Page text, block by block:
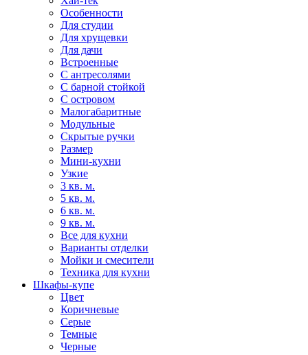
Особенности
Для студии
Для хрущевки
Для дачи
Встроенные
С антресолями
С барной стойкой
С островом
Малогабаритные
Модульные
Скрытые ручки
Размер
Мини-кухни
Узкие
3 кв. м.
5 кв. м.
6 кв. м.
9 кв. м.
Все для кухни
Варианты отделки
Мойки и смесители
Техника для кухни
Шкафы-купе
Цвет
Коричневые
Серые
Темные
Черные